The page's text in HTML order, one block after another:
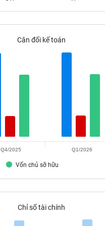
Cân đối kế toán
Vốn chủ sỡ hữu
Q4/2025 Q1/2026
Chỉ số tài chính